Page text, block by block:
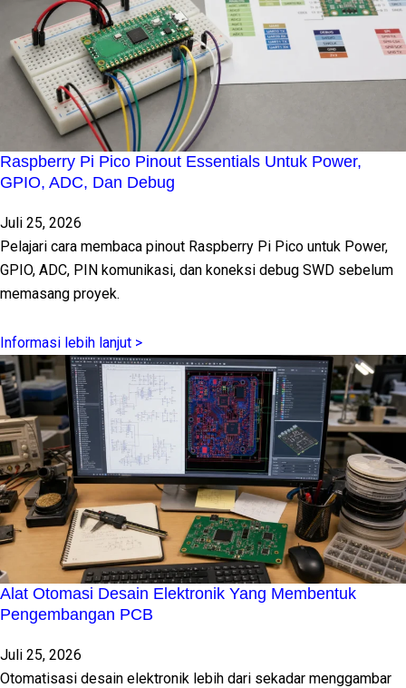
Raspberry Pi Pico Pinout Essentials Untuk Power,
GPIO, ADC, Dan Debug
Juli 25, 2026
Pelajari cara membaca pinout Raspberry Pi Pico untuk Power,
GPIO, ADC, PIN komunikasi, dan koneksi debug SWD sebelum
memasang proyek.
Informasi lebih lanjut >
Alat Otomasi Desain Elektronik Yang Membentuk
Pengembangan PCB
Juli 25, 2026
Otomatisasi desain elektronik lebih dari sekadar menggambar